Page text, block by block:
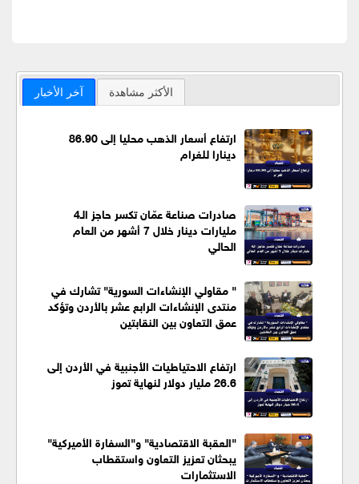
آخر الأخبار الأكثر مشاهدة
ارتفاع أسعار الذهب محليا إلى 86.90
دينارا للغرام
صادرات صناعة عمّان تكسر حاجز الـ4
مليارات دينار خلال 7 أشهر من العام
الحالي
" مقاولي الإنشاءات السورية" تشارك في
منتدى الإنشاءات الرابع عشر بالأردن وتؤكد
عمق التعاون بين النقابتين
ارتفاع الاحتياطيات الأجنبية في الأردن إلى
26.6 مليار دولار لنهاية تموز
"العقبة الاقتصادية" و"السفارة الأميركية"
يبحثان تعزيز التعاون واستقطاب
الاستثمارات